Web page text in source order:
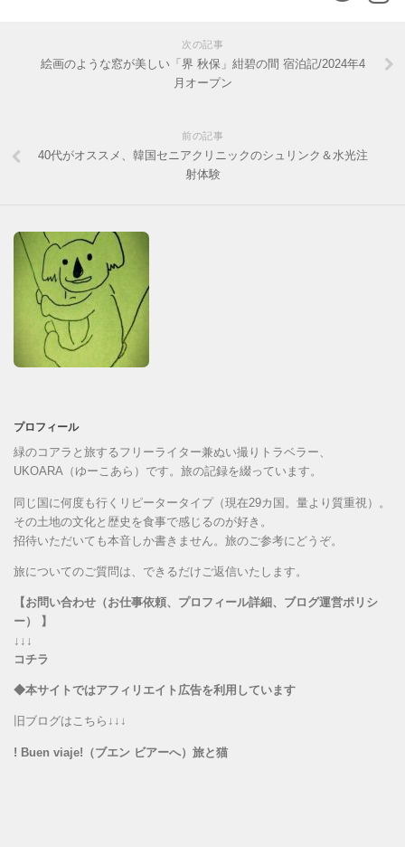
次の記事
絵画のような窓が美しい「界 秋保」紺碧の間 宿泊記/2024年4
月オープン
前の記事
40代がオススメ、韓国セニアクリニックのシュリンク＆水光注
射体験
プロフィール
緑のコアラと旅するフリーライター兼ぬい撮りトラベラー、
UKOARA（ゆーこあら）です。旅の記録を綴っています。
同じ国に何度も行くリピータータイプ（現在29カ国。量より質重視）。
その土地の文化と歴史を食事で感じるのが好き。
招待いただいても本音しか書きません。旅のご参考にどうぞ。
旅についてのご質問は、できるだけご返信いたします。
【お問い合わせ（お仕事依頼、プロフィール詳細、ブログ運営ポリシ
ー） 】
↓↓↓
コチラ
◆本サイトではアフィリエイト広告を利用しています
旧ブログはこちら↓↓↓
! Buen viaje!（ブエン ビアーへ）旅と猫